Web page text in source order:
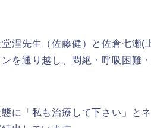
浬先生（佐藤健）と佐倉七瀬(
を通り越し、悶絶・呼吸困難
に「私も治療して下さい」と